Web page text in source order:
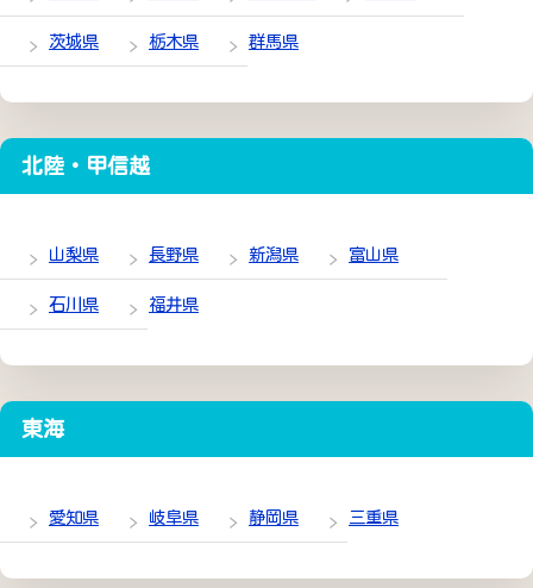
茨城県 栃木県 群馬県
北陸・甲信越
山梨県 長野県 新潟県 富山県
石川県 福井県
東海
愛知県 岐阜県 静岡県 三重県